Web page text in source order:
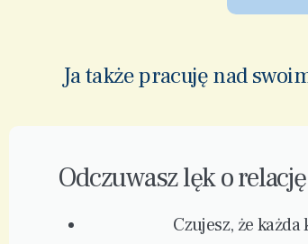
Ja także pracuję nad
Odczuwasz lęk o
Czujesz, że